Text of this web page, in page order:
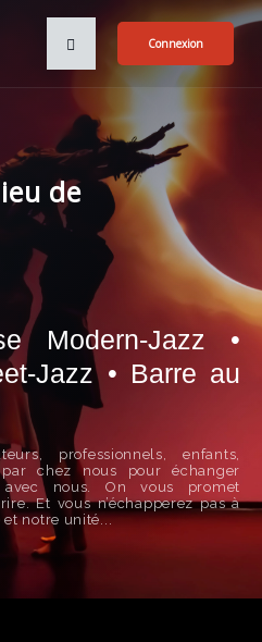
Connexion
de CRÉA|
Modern-Jazz •
Jazz • Barre au
professionnels, enfants,
chez nous pour échanger
nous. On vous promet
Et vous n’échapperez pas à
notre unité...